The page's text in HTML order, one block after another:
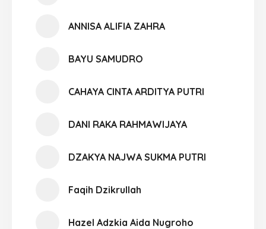
ANNISA ALIFIA ZAHRA
BAYU SAMUDRO
CAHAYA CINTA ARDITYA PUTRI
DANI RAKA RAHMAWIJAYA
DZAKYA NAJWA SUKMA PUTRI
Faqih Dzikrullah
Hazel Adzkia Aida Nugroho